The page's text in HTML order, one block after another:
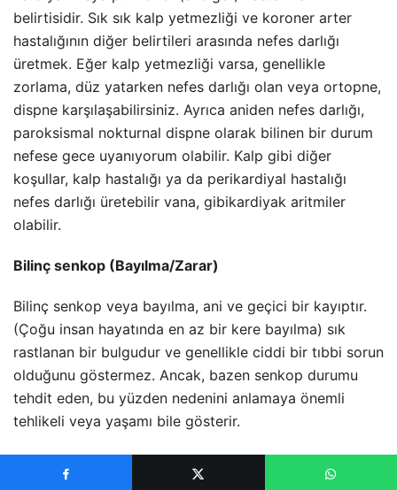
belirtisidir. Sık sık kalp yetmezliği ve koroner arter
hastalığının diğer belirtileri arasında nefes darlığı
üretmek. Eğer kalp yetmezliği varsa, genellikle
zorlama, düz yatarken nefes darlığı olan veya ortopne,
dispne karşılaşabilirsiniz. Ayrıca aniden nefes darlığı,
paroksismal nokturnal dispne olarak bilinen bir durum
nefese gece uyanıyorum olabilir. Kalp gibi diğer
koşullar, kalp hastalığı ya da perikardiyal hastalığı
nefes darlığı üretebilir vana, gibikardiyak aritmiler
olabilir.
Bilinç senkop (Bayılma/Zarar)
Bilinç senkop veya bayılma, ani ve geçici bir kayıptır.
(Çoğu insan hayatında en az bir kere bayılma) sık
rastlanan bir bulgudur ve genellikle ciddi bir tıbbi sorun
olduğunu göstermez. Ancak, bazen senkop durumu
tehdit eden, bu yüzden nedenini anlamaya önemli
tehlikeli veya yaşamı bile gösterir.